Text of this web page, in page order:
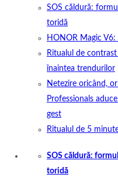
SOS căldură:
toridă
HONOR Magic V6:
Ritualul de
înaintea trendurilor
Netezire oricând,
Professionals
gest
Ritualul de 5
SOS căldură:
toridă